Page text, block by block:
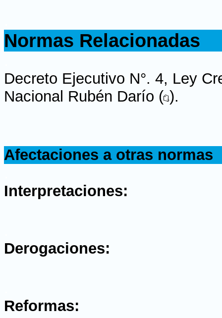
Normas Relacionadas
Decreto Ejecutivo N°. 4, Ley
Nacional Rubén Darío ( ).
Afectaciones a otras normas
Interpretaciones:
Derogaciones:
Reformas: